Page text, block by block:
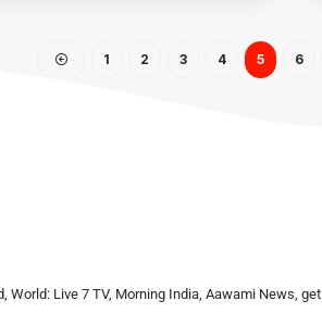
1 2 3 4 5 6
World: Live 7 TV, Morning India, Aawami News, get